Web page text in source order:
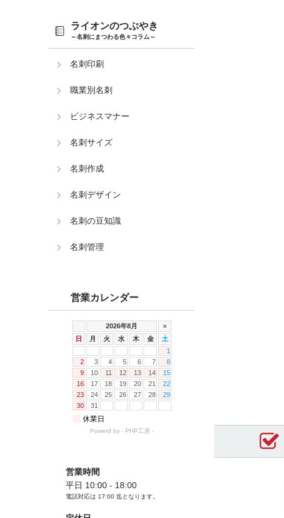
ライオンのつぶやき
～名刺にまつわる色々コラム～
名刺印刷
職業別名刺
ビジネスマナー
名刺サイズ
名刺作成
名刺デザイン
名刺の豆知識
名刺管理
営業カレンダー
営業時間
平日 10:00 - 18:00
電話対応は 17:00 迄となります。